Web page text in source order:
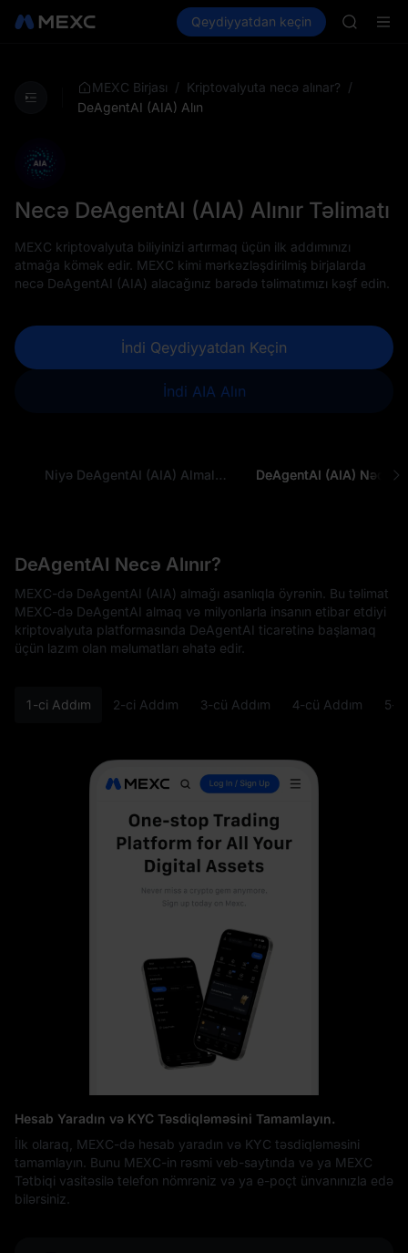
Bazarlar Spot Futures SPCX
Qeydiyyatdan keçin
ACE
UNITREE
Unitree
MEXC Birjası / Kriptovalyuta necə alınar? /
DeAgentAI (AIA) Alın
Necə DeAgentAI (AIA) Alınır Təlimatı
MEXC kriptovalyuta biliyinizi artırmaq üçün ilk addımınızı
atmağa kömək edir. MEXC kimi mərkəzləşdirilmiş birjalarda
necə DeAgentAI (AIA) alacağınız barədə təlimatımızı kəşf edin.
İndi Qeydiyyatdan Keçin
İndi AIA Alın
Niyə DeAgentAI (AIA) Almalısınız? DeAgentAI (AIA) Nədir
DeAgentAI Necə Alınır?
MEXC-də DeAgentAI (AIA) almağı asanlıqla öyrənin. Bu təlimat
MEXC-də DeAgentAI almaq və milyonlarla insanın etibar etdiyi
kriptovalyuta platformasında DeAgentAI ticarətinə başlamaq
üçün lazım olan məlumatları əhatə edir.
1-ci Addım 2-ci Addım 3-cü Addım 4-cü Addım 5-
Hesab Yaradın və KYC Təsdiqləməsini Tamamlayın.
İlk olaraq, MEXC-də hesab yaradın və KYC təsdiqləməsini
tamamlayın. Bunu MEXC-in rəsmi veb-saytında və ya MEXC
Tətbiqi vasitəsilə telefon nömrəniz və ya e-poçt ünvanınızla edə
bilərsiniz.